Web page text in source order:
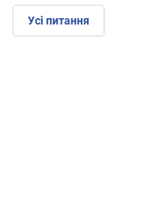
Усі питання